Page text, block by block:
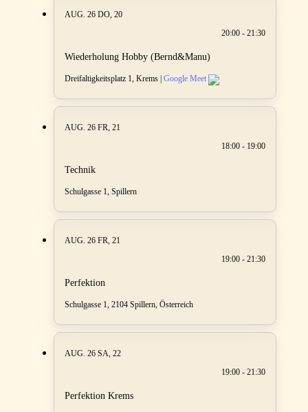
AUG. 26 DO, 20
20:00 - 21:30
Wiederholung Hobby (Bernd&Manu)
Dreifaltigkeitsplatz 1, Krems | Google Meet
AUG. 26 FR, 21
18:00 - 19:00
Technik
Schulgasse 1, Spillern
AUG. 26 FR, 21
19:00 - 21:30
Perfektion
Schulgasse 1, 2104 Spillern, Österreich
AUG. 26 SA, 22
19:00 - 21:30
Perfektion Krems